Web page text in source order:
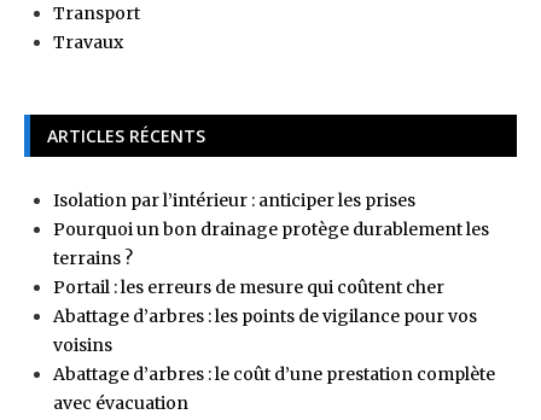
Transport
Travaux
ARTICLES RÉCENTS
Isolation par l’intérieur : anticiper les prises
Pourquoi un bon drainage protège durablement les
terrains ?
Portail : les erreurs de mesure qui coûtent cher
Abattage d’arbres : les points de vigilance pour vos
voisins
Abattage d’arbres : le coût d’une prestation complète
avec évacuation